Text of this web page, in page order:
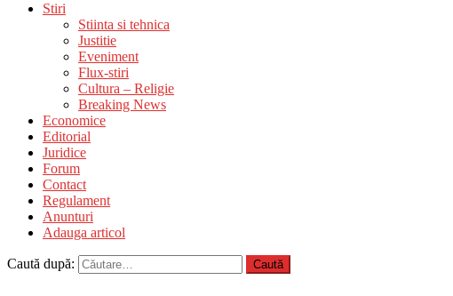
Stiri
Stiinta si tehnica
Justitie
Eveniment
Flux-stiri
Cultura – Religie
Breaking News
Economice
Editorial
Juridice
Forum
Contact
Regulament
Anunturi
Adauga articol
Caută după: